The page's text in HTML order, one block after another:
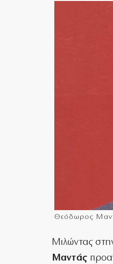
Θεόδωρος
Μιλώντας
Μαντάς